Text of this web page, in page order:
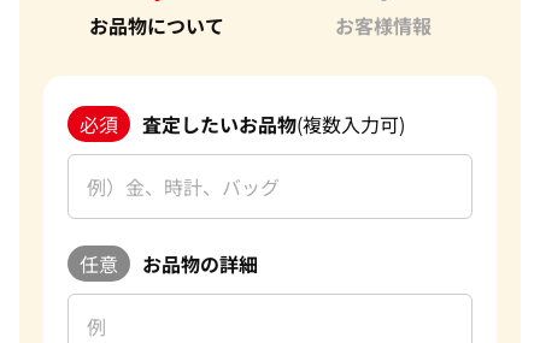
お品物について
お客様情報
必須 査定したいお品物(複数入力可)
任意 お品物の詳細